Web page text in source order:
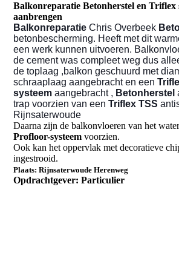
Balkonreparatie Betonherstel en Triflex
aanbrengen
Balkonreparatie Chris Overbeek
betonbescherming. Heeft met dit
een werk kunnen uitvoeren.
de cement was compleet weg dus
de toplaag ,balkon geschuurd met
schraaplaag aangebracht en een
systeem aangebracht , Betonherstel
trap voorzien van eenTriflex TSS
Rijnsaterwoude
Daarna zijn de balkonvloeren van het
Profloor-systeem voorzien.
Ook kan het oppervlak met decoratieve
ingestrooid.
Plaats: Rijnsaterwoude Herenweg
Opdrachtgever: Particulier